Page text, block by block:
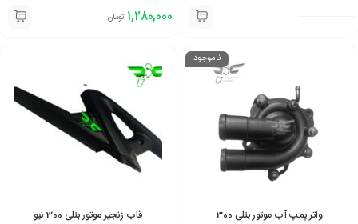
1,280,000 تومان
ناموجود
واتر پمپ آب موتور بنلی 300 قاب زنجیر موتور بنلی 300 نیو